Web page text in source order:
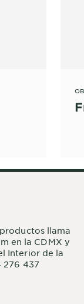
llama
en la CDMX y
Interior de la
276 437